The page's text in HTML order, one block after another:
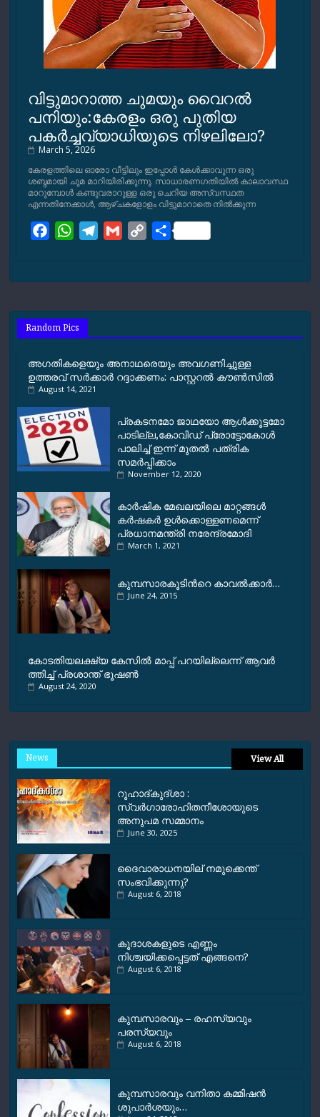
വിട്ടുമാറാത്ത ചുമയും വൈറല്‍
പനിയും:കേരളം ഒരു പുതിയ
പകര്‍ച്ചവ്യാധിയുടെ നിഴലിലോ?
March 5, 2026
കേരളത്തിലെ ഓരോ വീട്ടിലും ഇപ്പോള്‍ കേള്‍ക്കാവുന്ന ഒരു
ശബ്ദമായി ചുമ മാറിയിരിക്കുന്നു. സാധാരണഗതിയില്‍ കാലാവസ്ഥ
മാറുമ്പോള്‍ കണ്ടുവരാറുള്ള ഒരു ചെറിയ അസ്വസ്ഥത
എന്നതിനേക്കാള്‍, ആഴ്ചകളോളം വിട്ടുമാറാതെ നില്‍ക്കുന്ന
e
o
o
k
W
t
A
p
p
e
a
m
i
y
n
k
S
r
Random Pics
അഗതികളെയും അനാഥരെയും അവഗണിച്ചുള്ള
ഉത്തരവ് സര്‍ക്കാര്‍ റദ്ദാക്കണം: പാസ്റ്ററല്‍ കൗണ്‍സില്‍
August 14, 2021
പ്രകടനമോ ജാഥയോ ആള്‍ക്കൂട്ടമോ
പാടില്ല,കോവിഡ് പ്രോട്ടോകോൾ
പാലിച്ച് ഇന്ന് മുതൽ പത്രിക
സമർപ്പിക്കാം
November 12, 2020
കാര്‍ഷിക മേഖലയിലെ മാറ്റങ്ങള്‍
കര്‍ഷകര്‍ ഉള്‍ക്കൊള്ളണമെന്ന്
പ്രധാനമന്ത്രി നരേന്ദ്രമോദി
March 1, 2021
കുമ്പസാരകൂടിന്‍റെ കാവല്‍ക്കാര്‍…
June 24, 2015
കോ​ട​തി​യ​ല​ക്ഷ്യ കേ​സി​ല്‍ മാ​പ്പ് പ​റ​യി​ല്ലെ​ന്ന് ആ​വ​ര്‍​
ത്തി​ച്ച്‌ പ്ര​ശാ​ന്ത് ഭൂ​ഷ​ണ്‍
August 24, 2020
News View All
റൂഹാദ്‌കുദ്‌ശാ :
സ്വർഗാരോഹിതനീശോയുടെ
അനുപമ സമ്മാനം
June 30, 2025
ദൈവാരാധനയില് നമുക്കെന്ത്
സംഭവിക്കുന്നു?
August 6, 2018
കൂദാശകളുടെ എണ്ണം
നിശ്ചയിക്കപ്പെട്ടത് എങ്ങനെ?
August 6, 2018
കുമ്പസാരവും – രഹസ്യവും
പരസ്യവും
August 6, 2018
കുമ്പസാരവും വനിതാ കമ്മിഷന്‍
ശുപാര്‍ശയും…